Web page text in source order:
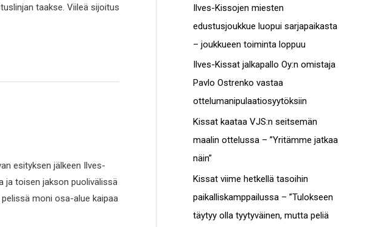
taakse. Viileä sijoitus
esityksen jälkeen Ilves-
ja toisen jakson puolivälissä
moni osa-alue kaipaa
c
h
f
o
r
Ilves-Kissojen miesten
edustusjoukkue luopui sarjapaikasta
– joukkueen toiminta loppuu
Ilves-Kissat jalkapallo Oy:n omistaja
Pavlo Ostrenko vastaa
ottelumanipulaatiosyytöksiin
Kissat kaataa VJS:n seitsemän
maalin ottelussa – ”Yritämme jatkaa
näin”
Kissat viime hetkellä tasoihin
paikalliskamppailussa – ”Tulokseen
täytyy olla tyytyväinen, mutta peliä
t
o